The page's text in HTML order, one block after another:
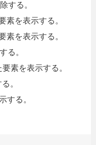
する。
素を表示する。
素を表示する。
る。
素を表示する。
。
する。